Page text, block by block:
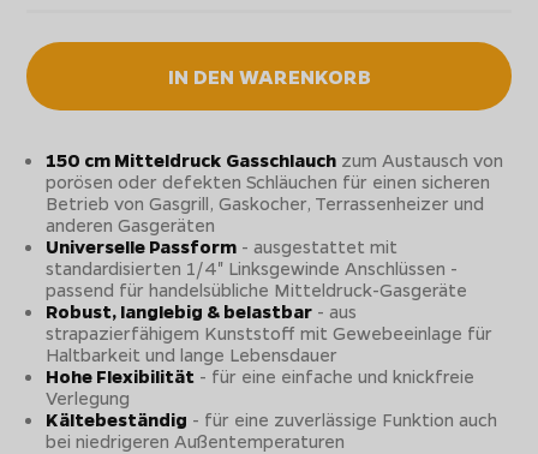
IN DEN WARENKORB
150 cm Mitteldruck Gasschlauch zum Austausch von
porösen oder defekten Schläuchen für einen sicheren
Betrieb von Gasgrill, Gaskocher, Terrassenheizer und
anderen Gasgeräten
Universelle Passform - ausgestattet mit
standardisierten 1/4" Linksgewinde Anschlüssen -
passend für handelsübliche Mitteldruck-Gasgeräte
Robust, langlebig & belastbar - aus
strapazierfähigem Kunststoff mit Gewebeeinlage für
Haltbarkeit und lange Lebensdauer
Hohe Flexibilität - für eine einfache und knickfreie
Verlegung
Kältebeständig - für eine zuverlässige Funktion auch
bei niedrigeren Außentemperaturen